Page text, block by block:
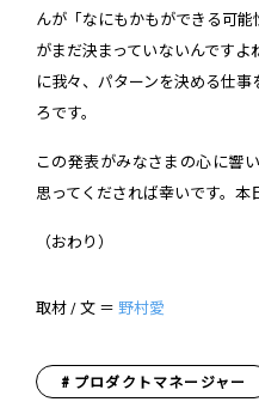
んが「なにもかもができる可
がまだ決まっていないんです
に我々、パターンを決める仕
ろです。
この発表がみなさまの心に響
思ってくだされば幸いです。本
（おわり）
取材 / 文 ＝ 野村愛
プロダクトマネージャー